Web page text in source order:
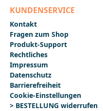
__________Bei Fragen
Sie sich bitte
Str. 31 A70567
KUNDENSERVICE
Kontakt
Fragen zum Shop
Produkt-Support
Rechtliches
Impressum
Datenschutz
Barrierefreiheit
Cookie-Einstellungen
> BESTELLUNG widerrufen